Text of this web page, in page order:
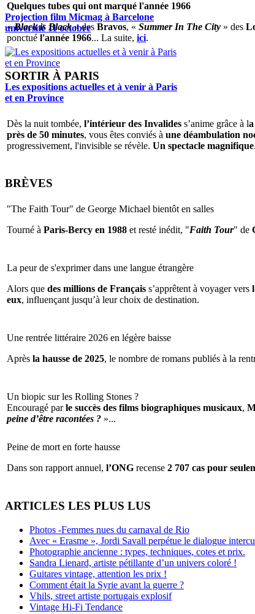
Projection film Micmag à Barcelone
université 11 octobre
Les expositions actuelles et à venir à Paris
et en Province
Quelques tubes qui ont marqué l'année 1966
«Black is Black» des Bravos, « Summer In The City » des
ponctué l'année 1966... La suite, ici.
SORTIR À PARIS
Dès la nuit tombée, l’intérieur des Invalides s’anime grâce à l
près de 50 minutes, vous êtes conviés à une déambulation
progressivement, l'invisible se révèle. Un spectacle magnifique
BRÈVES
"The Faith Tour" de George Michael bientôt en salles
Tourné à Paris-Bercy en 1988 et resté inédit, "Faith Tour" de
La peur de s'exprimer dans une langue étrangère
Alors que des millions de Français s’apprêtent à voyager vers
eux, influençant jusqu’à leur choix de destination.
Une rentrée littéraire 2026 en légère baisse
Après la hausse de 2025, le nombre de romans publiés à la
Un biopic sur les Rolling Stones ?
Encouragé parle succès des films biographiques musicaux,
peine d’être racontées ? »...
Peine de mort en forte hausse
Dans son rapport annuel, l’ONG recense 2 707 cas pour
ARTICLES LES PLUS LUS
Photos -Femmes nues du carnaval de Rio
Avec « Erasme », Jordi Savall perpétue le dialogue
Photographie ancienne : types, techniques, cotes et prix.
Sandra Lienard, artiste pétillante d’un univers coloré !
Guitares vintage, attention les prix !
Comment était la Syrie avant la guerre ?
Vhils, street artiste portugais explosif
Vintage Hi-Fi Tendance